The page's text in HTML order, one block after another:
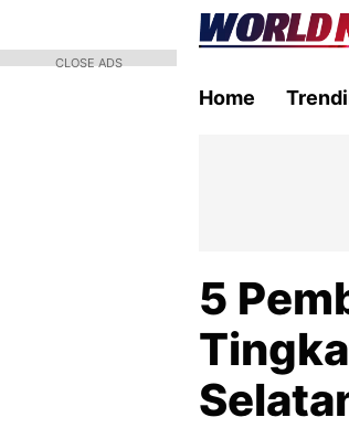
Home
5
CLOSE ADS